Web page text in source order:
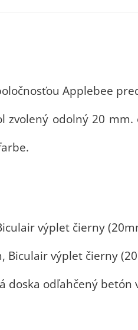
Applebee
zvolený odolný 20
výplet čierny
výplet čierny
doska odľahčený